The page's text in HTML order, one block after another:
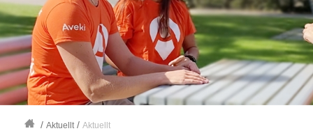
/ Aktuellt / Aktuellt